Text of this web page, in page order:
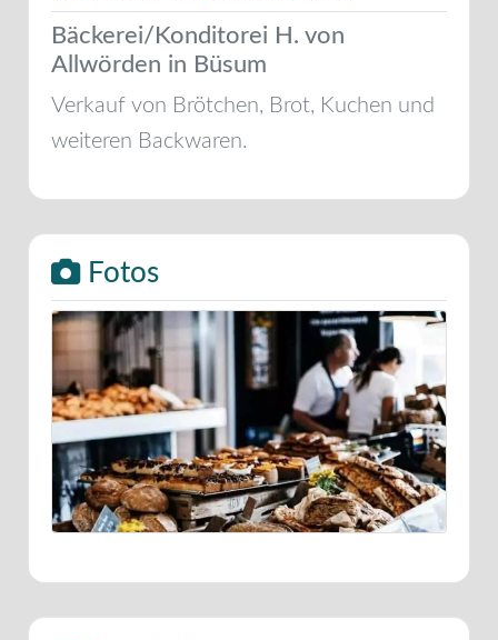
Bäckerei/Konditorei H. von
Allwörden in Büsum
Verkauf von Brötchen, Brot, Kuchen und
weiteren Backwaren.
Fotos